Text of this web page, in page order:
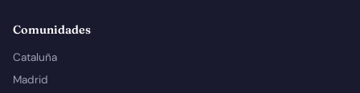
Comunidades
Cataluña
Madrid